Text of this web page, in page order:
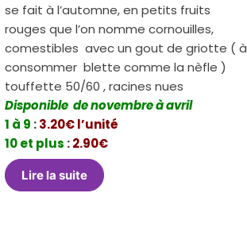
se fait à l’automne, en petits fruits
rouges que l’on nomme cornouilles,
comestibles avec un gout de griotte ( à
consommer blette comme la nèfle )
touffette 50/60 , racines nues
Disponible de novembre à avril
1 à 9 :3.20€ l’unité
10 et plus :2.90€
Lire la suite